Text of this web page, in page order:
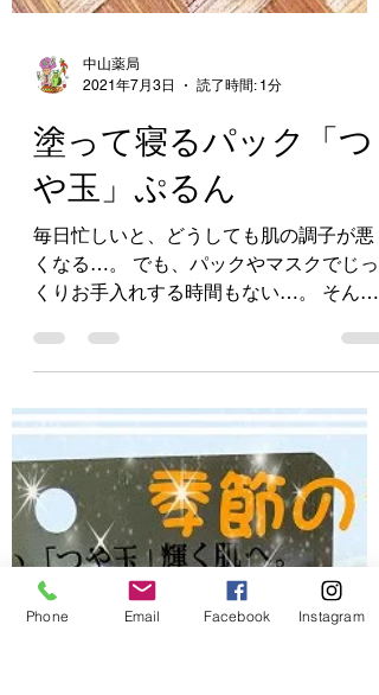
中山薬局
2021年7月3日
読了時間: 1分
塗って寝るパック「つ
や玉」ぷるん
毎日忙しいと、どうしても肌の調子が悪
くなる…。 でも、パックやマスクでじっ
くりお手入れする時間もない…。 そんな
あなたへ、エイジングケアの新習慣 塗っ
て寝るパック「つや玉」ぷるん。 エリク
シールシュペリエル スリーピングジェ
ルパックＷ 105g 3,080円（税込）...
Phone Email Facebook Instagram